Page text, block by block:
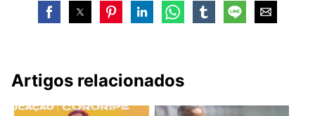
Artigos relacionados